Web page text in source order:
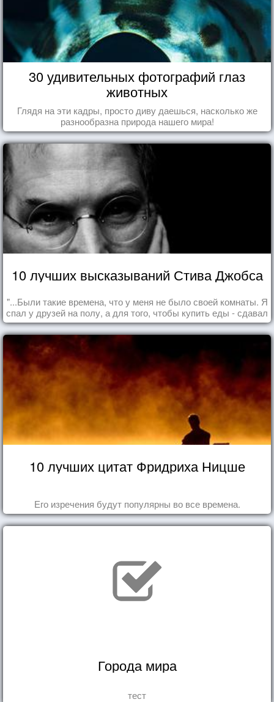
30 удивительных фотографий глаз
животных
Глядя на эти кадры, просто диву даешься, насколько же
разнообразна природа нашего мира!
10 лучших высказываний Стива Джобса
"...Были такие времена, что у меня не было своей комнаты. Я
спал у друзей на полу, а для того, чтобы купить еды - сдавал
бутылки из под кока-колы"
10 лучших цитат Фридриха Ницше
Его изречения будут популярны во все времена.
Города мира
тест